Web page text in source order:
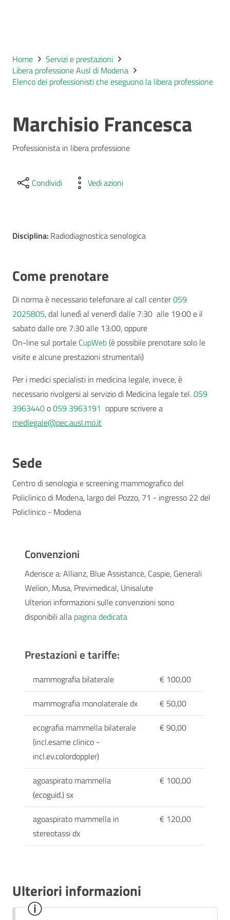
Home
Servizi e prestazioni
Libera professione Ausl di Modena
Elenco dei professionisti che eseguono la libera professione
Marchisio Francesca
Professionista in libera professione
Condividi Vedi azioni
Disciplina: Radiodiagnostica senologica
Come prenotare
Di norma è necessario telefonare al call center059
2025805, dal lunedì al venerdì dalle 7:30 alle 19:00 e il
sabato dalle ore 7:30 alle 13:00, oppure
On-line sul portale CupWeb(è possibile prenotare solo le
visite e alcune prestazioni strumentali)
Per i medici specialisti in medicina legale, invece, è
necessario rivolgersi al servizio di Medicina legale tel.059
3963440o059 3963191 oppure scrivere a
medlegale@pec.ausl.mo.it
Sede
Centro di senologia e screening mammografico del
Policlinico di Modena, largo del Pozzo, 71 - ingresso 22 del
Policlinico - Modena
Convenzioni
Aderisce a: Allianz, Blue Assistance, Caspie, Generali
Welion, Musa, Previmedical, Unisalute
Ulteriori informazioni sulle convenzioni sono
disponibili alla pagina dedicata
Prestazioni e tariffe:
mammografia bilaterale
€ 100,00
mammografia monolaterale dx
€ 50,00
ecografia mammella bilaterale
(incl.esame clinico -
incl.ev.colordoppler)
€ 90,00
agoaspirato mammella
(ecoguid.) sx
€ 100,00
agoaspirato mammella in
stereotassi dx
€ 120,00
Ulteriori informazioni